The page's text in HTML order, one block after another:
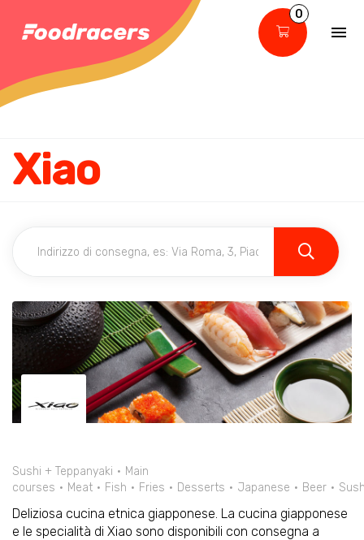
0
Xiao
Sushi + Teppanyaki
Main
courses
Meat Fish Fries Desserts Japanese Beer
Deliziosa cucina etnica giapponese. La cucina giapponese
e le specialità di Xiao sono disponibili con consegna a